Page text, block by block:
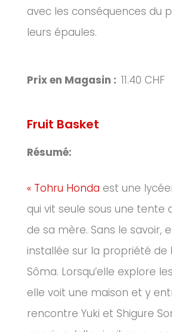
avec les conséquences du
leurs épaules.
Prix en Magasin : 11.40 CHF
Fruit Basket
Résumé:
« Tohru Honda est une
qui vit seule sous une tente
de sa mère. Sans le savoir,
installée sur la propriété de
Sôma. Lorsqu’elle explore
elle voit une maison et y
rencontre Yuki et Shigure